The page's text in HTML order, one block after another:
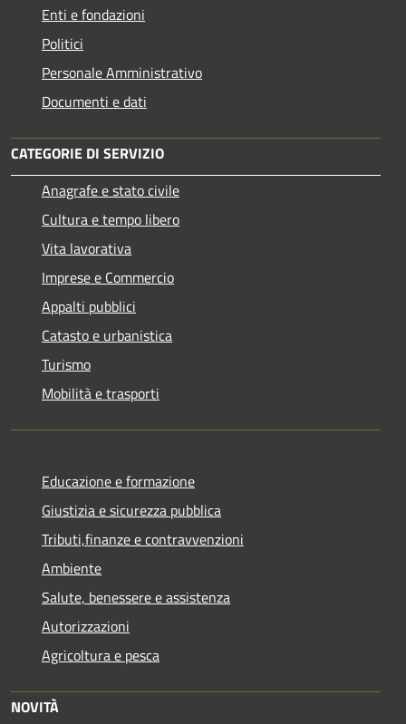
Enti e fondazioni
Politici
Personale Amministrativo
Documenti e dati
CATEGORIE DI SERVIZIO
Anagrafe e stato civile
Cultura e tempo libero
Vita lavorativa
Imprese e Commercio
Appalti pubblici
Catasto e urbanistica
Turismo
Mobilità e trasporti
Educazione e formazione
Giustizia e sicurezza pubblica
Tributi,finanze e contravvenzioni
Ambiente
Salute, benessere e assistenza
Autorizzazioni
Agricoltura e pesca
NOVITÀ